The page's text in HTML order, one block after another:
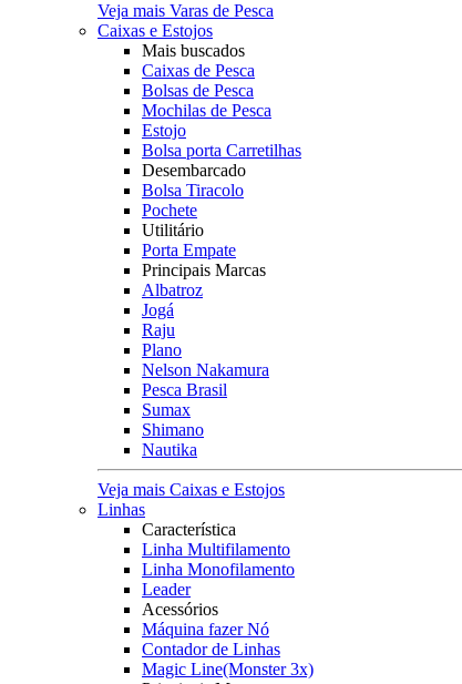
Veja mais Varas de Pesca
Caixas e Estojos
Mais buscados
Caixas de Pesca
Bolsas de Pesca
Mochilas de Pesca
Estojo
Bolsa porta Carretilhas
Desembarcado
Bolsa Tiracolo
Pochete
Utilitário
Porta Empate
Principais Marcas
Albatroz
Jogá
Raju
Plano
Nelson Nakamura
Pesca Brasil
Sumax
Shimano
Nautika
Veja mais Caixas e Estojos
Linhas
Característica
Linha Multifilamento
Linha Monofilamento
Leader
Acessórios
Máquina fazer Nó
Contador de Linhas
Magic Line(Monster 3x)